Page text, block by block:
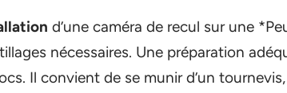
d’une caméra de recul sur une
nécessaires. Une préparation
Il convient de se munir d’un tournevis,